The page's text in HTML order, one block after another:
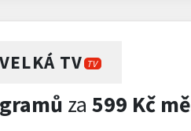
TV TV
za 599 Kč